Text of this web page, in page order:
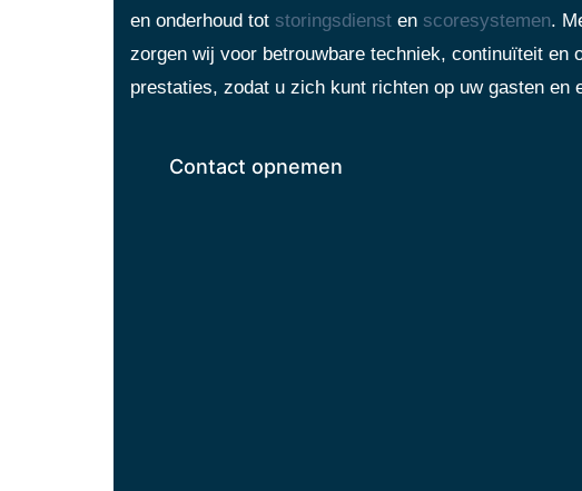
en onderhoud tot storingsdienst en scoresystemen.
zorgen wij voor betrouwbare techniek, continuïteit en
prestaties, zodat u zich kunt richten op uw gasten en
Contact opnemen